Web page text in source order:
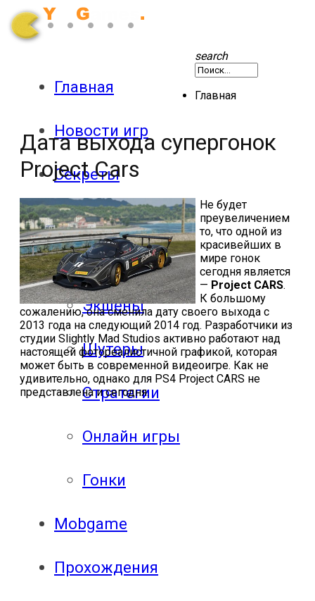
Главная
Новости игр
Секреты
Патчи
Обзоры
Экшены
Шутеры
Стратегии
Онлайн игры
Гонки
Mobgame
Прохождения
search
Главная
Дата выхода супергонок
Project Cars
Не будет
преувеличением
то, что одной из
красивейших в
мире гонок
сегодня является
— Project CARS.
К большому
сожалению, она сменила дату своего выхода с
2013 года на следующий 2014 год. Разработчики из
студии Slightly Mad Studios активно работают над
настоящей фотореалистичной графикой, которая
может быть в современной видеоигре. Как не
удивительно, однако для PS4 Project CARS не
представлена и сегодня.